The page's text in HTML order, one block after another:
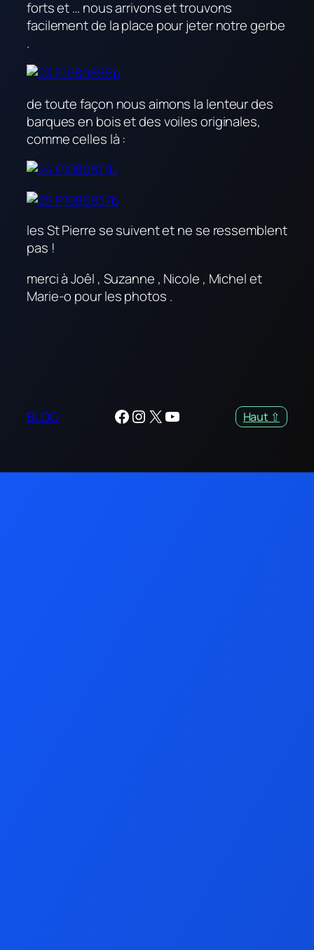
forts et … nous arrivons et trouvons
facilement de la place pour jeter notre gerbe
.
de toute façon nous aimons la lenteur des
barques en bois et des voiles originales,
comme celles là :
les St Pierre se suivent et ne se ressemblent
pas !
merci à Joêl , Suzanne , Nicole , Michel et
Marie-o pour les photos .
BLOG Facebook
Instagram
X YouTube Haut ⇧